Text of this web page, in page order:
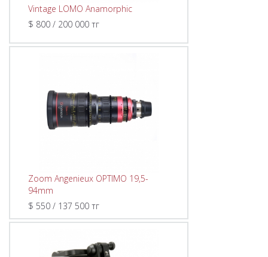
Vintage LOMO Anamorphic
$ 800 / 200 000 тг
Zoom Angenieux OPTIMO 19,5-
94mm
$ 550 / 137 500 тг